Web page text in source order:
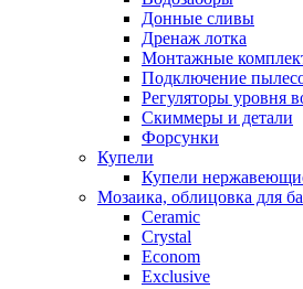
Донные сливы
Дренаж лотка
Монтажные
Подключение
Регуляторы уровня
Скиммеры и детали
Форсунки
Купели
Купели
Мозаика, облицовка для
Ceramic
Crystal
Econom
Exclusive